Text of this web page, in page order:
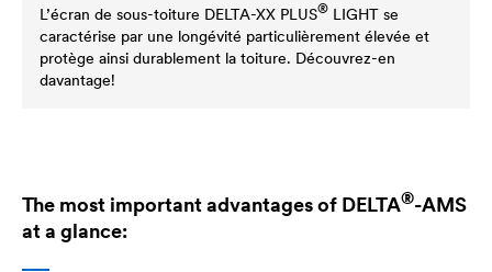
L’écran de sous-toiture DELTA-XX PLUS® LIGHT se
caractérise par une longévité particulièrement élevée et
protège ainsi durablement la toiture. Découvrez-en
davantage!
The most important advantages of DELTA®-AMS
at a glance: